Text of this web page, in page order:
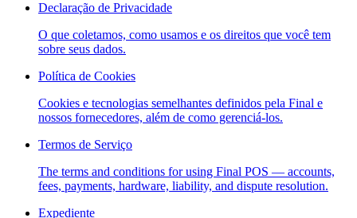
custom capabilities
Flows
Hardware Pricing
Solutions
Para RevendedoresLaunch and monetize a branded POS
Use Cases
Declaração de Privacidade
O que coletamos, como usamos e os direitos que você tem
sobre seus dados.
Política de Cookies
Cookies e tecnologias semelhantes definidos pela Final e
nossos fornecedores, além de como gerenciá-los.
Termos de Serviço
The terms and conditions for using Final POS — accounts,
fees, payments, hardware, liability, and dispute resolution.
Expediente